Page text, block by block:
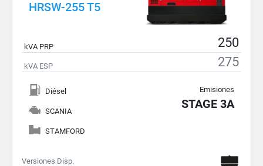
HRSW-255 T5
kVA PRP 250
kVA ESP 275
Diésel
SCANIA
STAMFORD
Emisiones
STAGE 3A
Versiones Disp.